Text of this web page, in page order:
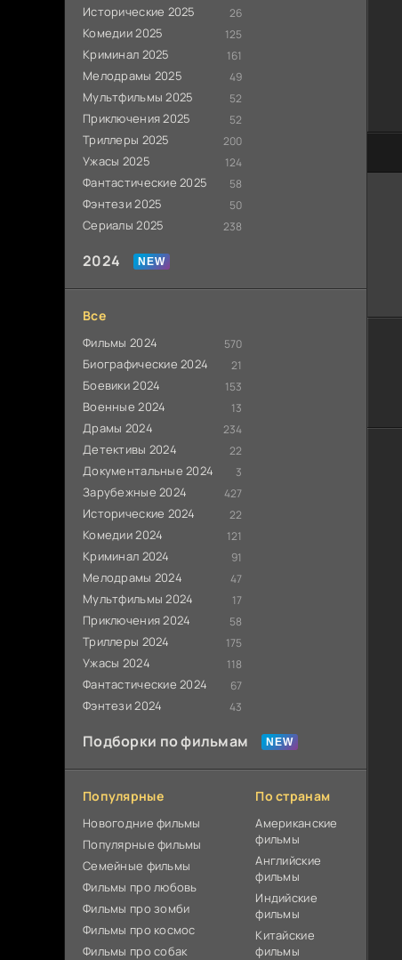
Исторические 2025 26
Комедии 2025 125
Криминал 2025 161
Мелодрамы 2025 49
Мультфильмы 2025 52
Приключения 2025 52
Триллеры 2025 200
Ужасы 2025 124
Фантастические 2025 58
Фэнтези 2025 50
Сериалы 2025 238
2024
Все
Фильмы 2024 570
Биографические 2024 21
Боевики 2024 153
Военные 2024 13
Драмы 2024 234
Детективы 2024 22
Документальные 2024 3
Зарубежные 2024 427
Исторические 2024 22
Комедии 2024 121
Криминал 2024 91
Мелодрамы 2024 47
Мультфильмы 2024 17
Приключения 2024 58
Триллеры 2024 175
Ужасы 2024 118
Фантастические 2024 67
Фэнтези 2024 43
Подборки по фильмам
Популярные
Новогодние фильмы
Популярные фильмы
Cемейные фильмы
Фильмы про любовь
Фильмы про зомби
Фильмы про космос
Фильмы про собак
По странам
Американские
фильмы
Английские
фильмы
Индийские
фильмы
Китайские
фильмы